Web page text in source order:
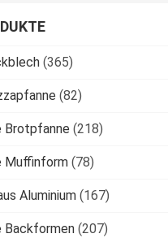
(365)
(82)
Brotpfanne (218)
Muffinform (78)
Aluminium (167)
Backformen (207)